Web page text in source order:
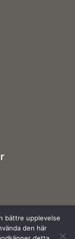
bättre upplevelse
den här